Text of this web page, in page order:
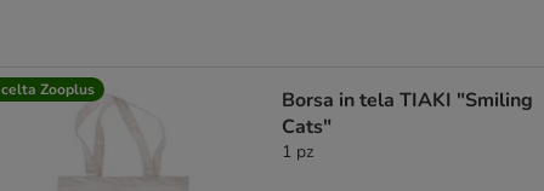
Zooplus
Borsa in tela TIAKI "Smiling
Cats"
1 pz